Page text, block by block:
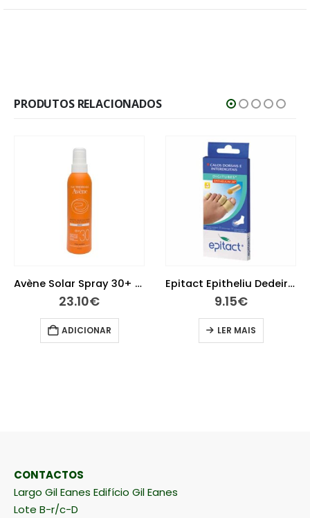
PRODUTOS RELACIONADOS
Avène Solar Spray 30+ 200 ml
23.10€
ADICIONAR
Epitact Epitheliu Dedeira Tl
9.15€
LER MAIS
CONTACTOS
Largo Gil Eanes Edifício Gil Eanes
Lote B-r/c-D